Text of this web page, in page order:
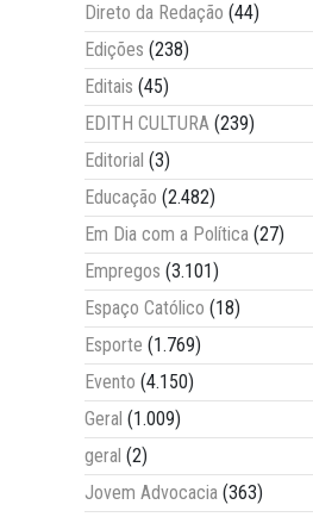
Direto da Redação (44)
Edições (238)
Editais (45)
EDITH CULTURA (239)
Editorial (3)
Educação (2.482)
Em Dia com a Política (27)
Empregos (3.101)
Espaço Católico (18)
Esporte (1.769)
Evento (4.150)
Geral (1.009)
geral (2)
Jovem Advocacia (363)